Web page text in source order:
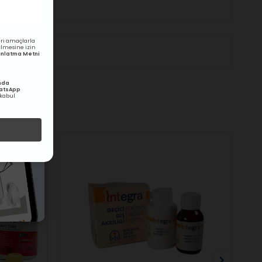
amaçlarla
izin
Metni
kabul